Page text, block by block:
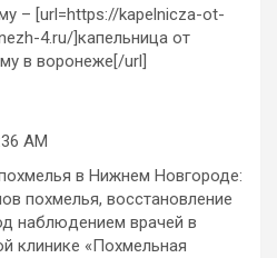
– [url=https://kapelnicza-ot-
4.ru/]капельница от
в воронеже[/url]
AM
в Нижнем Новгороде:
похмелья, восстановление
наблюдением врачей в
клинике «Похмельная